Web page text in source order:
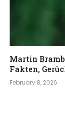
Martin
Fakten,
February 8, 2026